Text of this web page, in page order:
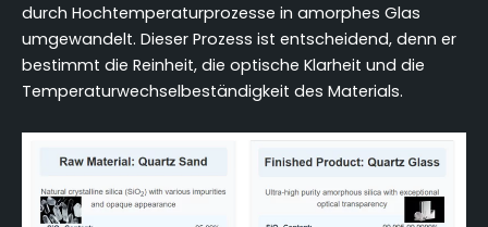
durch Hochtemperaturprozesse in amorphes Glas
umgewandelt. Dieser Prozess ist entscheidend, denn er
bestimmt die Reinheit, die optische Klarheit und die
Temperaturwechselbeständigkeit des Materials.